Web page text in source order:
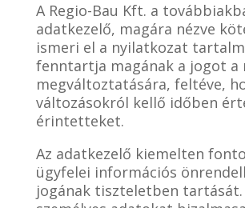
A Regio-Bau Kft. a
adatkezelő, magára nézve
ismeri el a nyilatkozat
fenntartja magának a jogot a
megváltoztatására, feltéve,
változásokról kellő időben
érintetteket.
Az adatkezelő kiemelten
ügyfelei információs
jogának tiszteletben tartását.